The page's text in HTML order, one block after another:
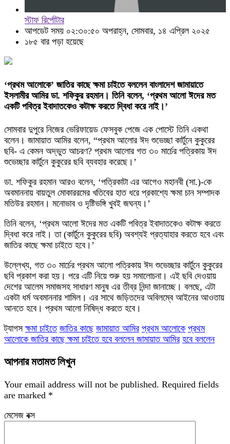
স্টাফ রির্পোটার
আপডেট সময় ০২:৩০:৫০ অপরাহ্ন, সোমবার, ১৪ এপ্রিল ২০২৫
১৮৫ বার পড়া হয়েছে
‘প্রথম আলোকে’ জাতির কাছে ক্ষমা চাইতে বললেন বাংলাদেশ জামায়াতে
ইসলামীর আমির ডা. শফিকুর রহমান। তিনি বলেন, ‘প্রথম আলো ঈদের মত
একটি পবিত্র ইবাদাতকেও কটাক্ষ করতে দ্বিধা করে নাই।’
সোমবার দুপুরে নিজের ভেরিফায়েড ফেসবুক পেজে এক পোস্টে তিনি একথা
বলেন। জামায়াত আমির বলেন, “প্রথম আলোর ঈদ শুভেচ্ছা কার্টুনে কুকুরের
ছবি- এ কেমন অদ্ভুত আচরণ? প্রথম আলোর গত ৩০ মার্চের পত্রিকায় ঈদ
শুভেচ্ছার কার্টুনে কুকুরের ছবি ব্যবহার করেছে।’
ডা. শফিকুর রহমান আরও বলেন, ‘পত্রিকাটা এর আগেও মহানবী (সা.)-কে
অবমাননায় বায়তুল মোকাররমের খতিবের হাত ধরে প্রকাশ্যে ক্ষমা চান সম্পাদক
মতিউর রহমান। মনোভাব ও দৃষ্টিভঙ্গি খুবই জঘন্য।’
তিনি বলেন, ‘প্রথম আলো ঈদের মত একটি পবিত্র ইবাদাতকেও কটাক্ষ করতে
দ্বিধা করে নাই। তা (কার্টুনে কুকুরের ছবি) অবশ্যই প্রত্যাহার করতে হবে এবং
জাতির কাছে ক্ষমা চাইতে হবে।’
উল্লেখ্য, গত ৩০ মার্চের প্রথম আলো পত্রিকায় ঈদ শুভেচ্ছার কার্টুনে কুকুরের
ছবি প্রকাশ করা হয়। পরে এটি নিয়ে শুরু হয় সমালোচনা। এই ছবি দেওয়ায়
দেশের আলেম সমাজসহ সাধারণ মানুষ এর তীব্র নিন্দা জানাচ্ছে। বলছে, এটা
একটা ধর্ম অবমাননার শামিল। এর সাথে জড়িতদের অবিলম্বে আইনের আওতায়
আনতে হবে। প্রথম আলো নিষিদ্ধ করতে হবে।
ট্যাগসক্ষমা চাইতে জাতির কাছে জামায়াত আমির প্রথম আলোকে প্রথম
আলোকে জাতির কাছে ক্ষমা চাইতে হবে বললেন জামায়াত আমির হবে বললেন
আপনার মতামত লিখুন
Your email address will not be published. Required fields
are marked *
মেসেজ বক্স